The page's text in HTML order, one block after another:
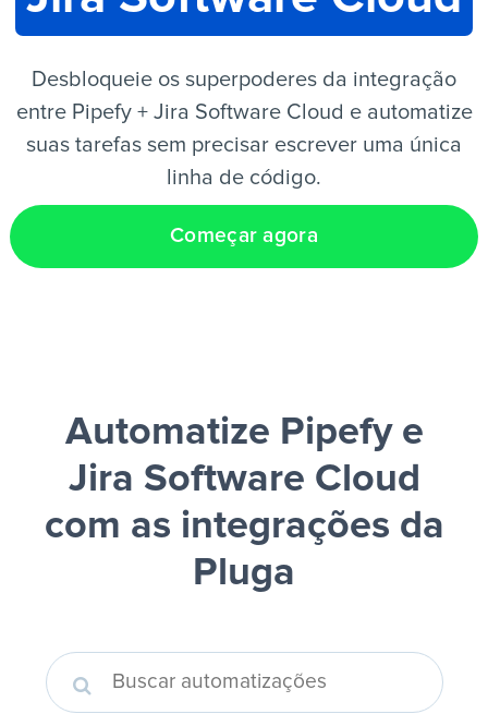
Desbloqueie os superpoderes da integração
entre Pipefy + Jira Software Cloud e automatize
suas tarefas sem precisar escrever uma única
linha de código.
Começar agora
Automatize Pipefy e
Jira Software Cloud
com as integrações da
Pluga